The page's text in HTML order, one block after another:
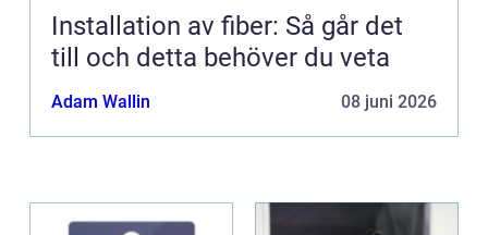
Installation av fiber: Så går det
till och detta behöver du veta
Adam Wallin 08 juni 2026